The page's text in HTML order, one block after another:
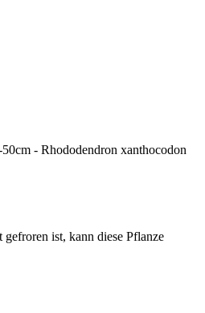
- Rhododendron xanthocodon
gefroren ist, kann diese Pflanze